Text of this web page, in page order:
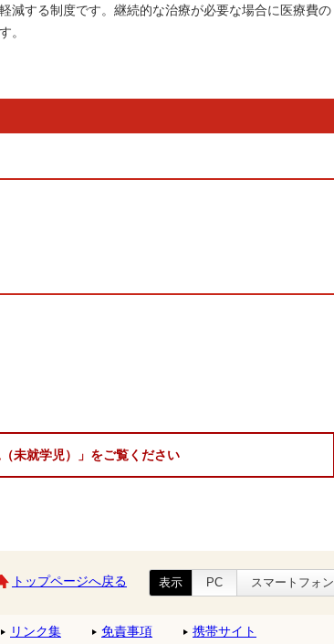
する制度です。継続的な治療が必要な場合に医療費の
。
未就学児）」をご覧ください
トップページへ戻る 表示 PC スマートフォン
リンク集 免責事項 携帯サイト